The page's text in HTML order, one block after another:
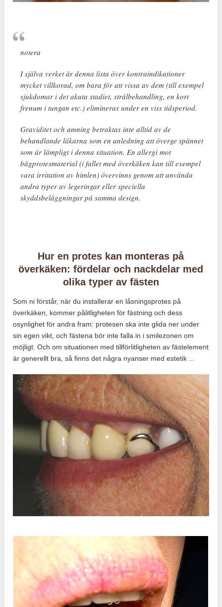
notera
I själva verket är denna lista över kontraindikationer
mycket villkorad, om bara för att vissa av dem (till exempel
sjukdomar i det akuta stadiet, strålbehandling, en kort
frenum i tungan etc.) elimineras under en viss tidsperiod.
Graviditet och amning betraktas inte alltid av de
behandlande läkarna som en anledning att överge spännet
som är lämpligt i denna situation. En allergi mot
bågprotesmaterial (i fallet med överkäken kan till exempel
vara irritation av himlen) övervinns genom att använda
andra typer av legeringar eller speciella
skyddsbeläggningar på samma design.
Hur en protes kan monteras på
överkäken: fördelar och nackdelar med
olika typer av fästen
Som ni förstår, när du installerar en låsningsprotes på
överkäken, kommer pålitligheten för fästning och dess
osynlighet för andra fram: protesen ska inte glida ner under
sin egen vikt, och fästena bör inte falla in i smilezonen om
möjligt. Och om situationen med tillförlitligheten av fästelement
är generellt bra, så finns det några nyanser med estetik ...